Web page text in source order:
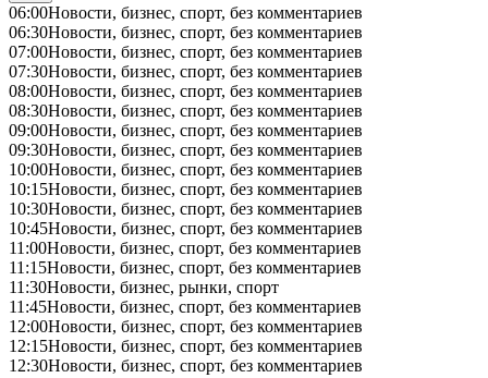
06:00Новости, бизнес, спорт, без комментариев
06:30Новости, бизнес, спорт, без комментариев
07:00Новости, бизнес, спорт, без комментариев
07:30Новости, бизнес, спорт, без комментариев
08:00Новости, бизнес, спорт, без комментариев
08:30Новости, бизнес, спорт, без комментариев
09:00Новости, бизнес, спорт, без комментариев
09:30Новости, бизнес, спорт, без комментариев
10:00Новости, бизнес, спорт, без комментариев
10:15Новости, бизнес, спорт, без комментариев
10:30Новости, бизнес, спорт, без комментариев
10:45Новости, бизнес, спорт, без комментариев
11:00Новости, бизнес, спорт, без комментариев
11:15Новости, бизнес, спорт, без комментариев
11:30Новости, бизнес, рынки, спорт
11:45Новости, бизнес, спорт, без комментариев
12:00Новости, бизнес, спорт, без комментариев
12:15Новости, бизнес, спорт, без комментариев
12:30Новости, бизнес, спорт, без комментариев